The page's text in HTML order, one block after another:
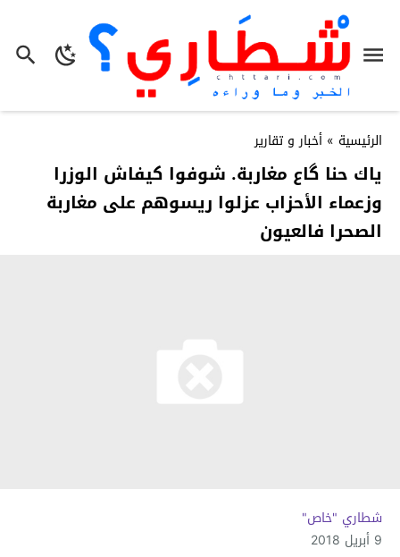
الرئيسية » أخبار و تقارير
ياك حنا گاع مغاربة. شوفوا كيفاش الوزرا
وزعماء الأحزاب عزلوا ريسوهم على مغاربة
الصحرا فالعيون
شطاري "خاص"
9 أبريل 2018